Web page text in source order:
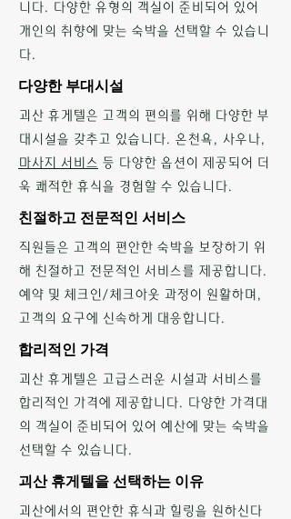
니다. 다양한 유형의 객실이 준비되어 있어
개인의 취향에 맞는 숙박을 선택할 수 있습니
다.
다양한 부대시설
괴산 휴게텔은 고객의 편의를 위해 다양한 부
대시설을 갖추고 있습니다. 온천욕, 사우나,
마사지 서비스 등 다양한 옵션이 제공되어 더
욱 쾌적한 휴식을 경험할 수 있습니다.
친절하고 전문적인 서비스
직원들은 고객의 편안한 숙박을 보장하기 위
해 친절하고 전문적인 서비스를 제공합니다.
예약 및 체크인/체크아웃 과정이 원활하며,
고객의 요구에 신속하게 대응합니다.
합리적인 가격
괴산 휴게텔은 고급스러운 시설과 서비스를
합리적인 가격에 제공합니다. 다양한 가격대
의 객실이 준비되어 있어 예산에 맞는 숙박을
선택할 수 있습니다.
괴산 휴게텔을 선택하는 이유
괴산에서의 편안한 휴식과 힐링을 원하신다